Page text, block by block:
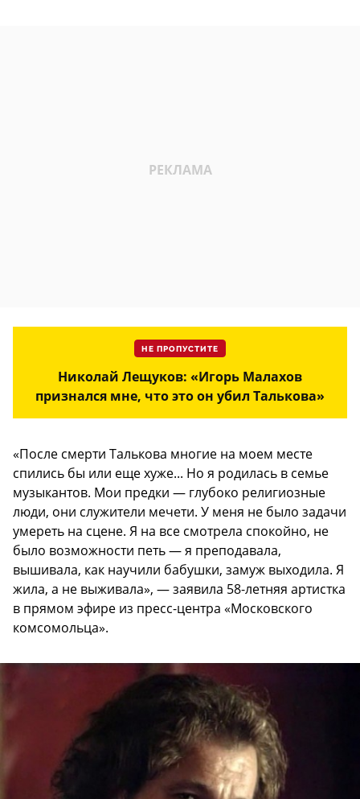
НЕ ПРОПУСТИТЕ
Николай Лещуков: «Игорь Малахов
признался мне, что это он убил Талькова»
«После смерти Талькова многие на моем месте
спились бы или еще хуже... Но я родилась в семье
музыкантов. Мои предки — глубоко религиозные
люди, они служители мечети. У меня не было задачи
умереть на сцене. Я на все смотрела спокойно, не
было возможности петь — я преподавала,
вышивала, как научили бабушки, замуж выходила. Я
жила, а не выживала», — заявила 58-летняя артистка
в прямом эфире из пресс-центра «Московского
комсомольца».